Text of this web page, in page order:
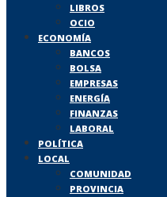
LIBROS
OCIO
ECONOMÍA
BANCOS
BOLSA
EMPRESAS
ENERGÍA
FINANZAS
LABORAL
POLÍTICA
LOCAL
COMUNIDAD
PROVINCIA